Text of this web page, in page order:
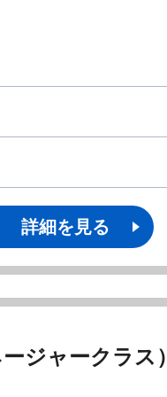
詳細を見る
ジャークラス）